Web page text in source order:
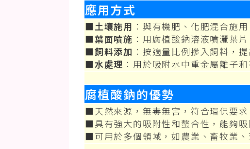
應用方式
■土壤施用 ：與有機肥、化肥混合施
■葉面噴施 ：用腐植酸鈉溶液噴灑葉
■飼料添加 ：按適量比例摻入飼料，
■水處理 ：用於吸附水中重金屬離子
腐植酸鈉的優勢
■天然來源，無毒無害，符合環保要求
■具有強大的吸附性和螯合性，能夠吸
■可用於多個領域，如農業、畜牧業、